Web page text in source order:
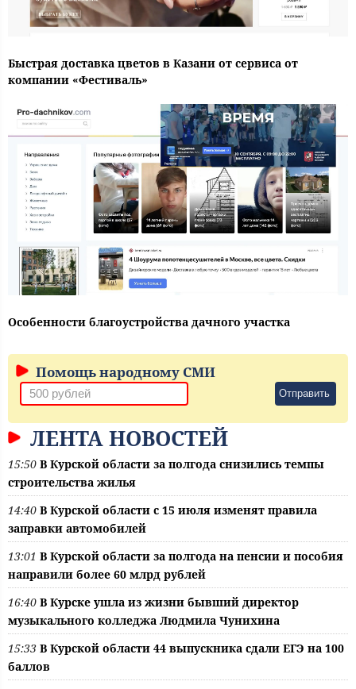
Быстрая доставка цветов в Казани от сервиса от
компании «Фестиваль»
Особенности благоустройства дачного участка
Помощь народному СМИ
Отправить
ЛЕНТА НОВОСТЕЙ
15:50 В Курской области за полгода снизились темпы
строительства жилья
14:40 В Курской области с 15 июля изменят правила
заправки автомобилей
13:01 В Курской области за полгода на пенсии и пособия
направили более 60 млрд рублей
16:40 В Курске ушла из жизни бывший директор
музыкального колледжа Людмила Чунихина
15:33 В Курской области 44 выпускника сдали ЕГЭ на 100
баллов